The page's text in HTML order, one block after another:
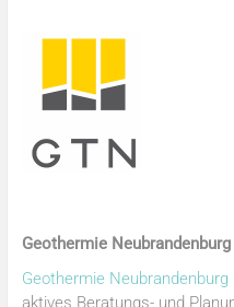
Geothermie
Geothermie Neubrandenburg
aktives Beratungs- und